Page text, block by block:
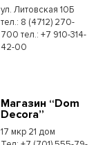
ул. Литовская 10Б
тел.: 8 (4712) 270-
700 тел.: +7 910-314-
42-00
Магазин “Dom
Decora”
17 мкр 21 дом